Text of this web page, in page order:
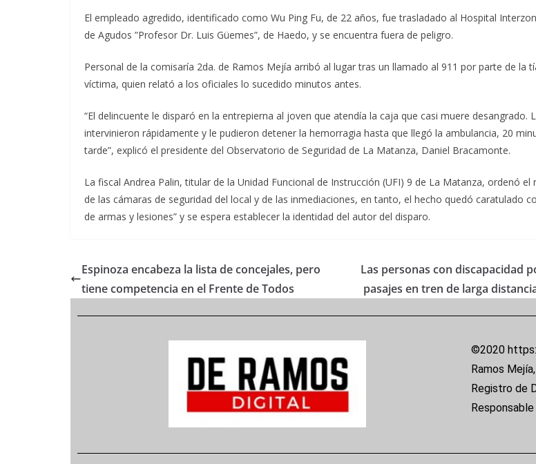
El empleado agredido, identificado como Wu Ping Fu, de 22 años, fue trasladado al Hospital
de Agudos ”Profesor Dr. Luis Güemes”, de Haedo, y se encuentra fuera de peligro.
Personal de la comisaría 2da. de Ramos Mejía arribó al lugar tras un llamado al 911 por parte de la
víctima, quien relató a los oficiales lo sucedido minutos antes.
“El delincuente le disparó en la entrepierna al joven que atendía la caja que casi muere desangrado.
intervinieron rápidamente y le pudieron detener la hemorragia hasta que llegó la ambulancia, 20
tarde”, explicó el presidente del Observatorio de Seguridad de La Matanza, Daniel Bracamonte.
La fiscal Andrea Palin, titular de la Unidad Funcional de Instrucción (UFI) 9 de La Matanza, ordenó el
de las cámaras de seguridad del local y de las inmediaciones, en tanto, el hecho quedó caratulado
de armas y lesiones” y se espera establecer la identidad del autor del disparo.
Espinoza encabeza la lista de concejales, pero
tiene competencia en el Frente de Todos
Las personas con discapacidad
pasajes en tren de larga
©2020
Ramos
Registro de